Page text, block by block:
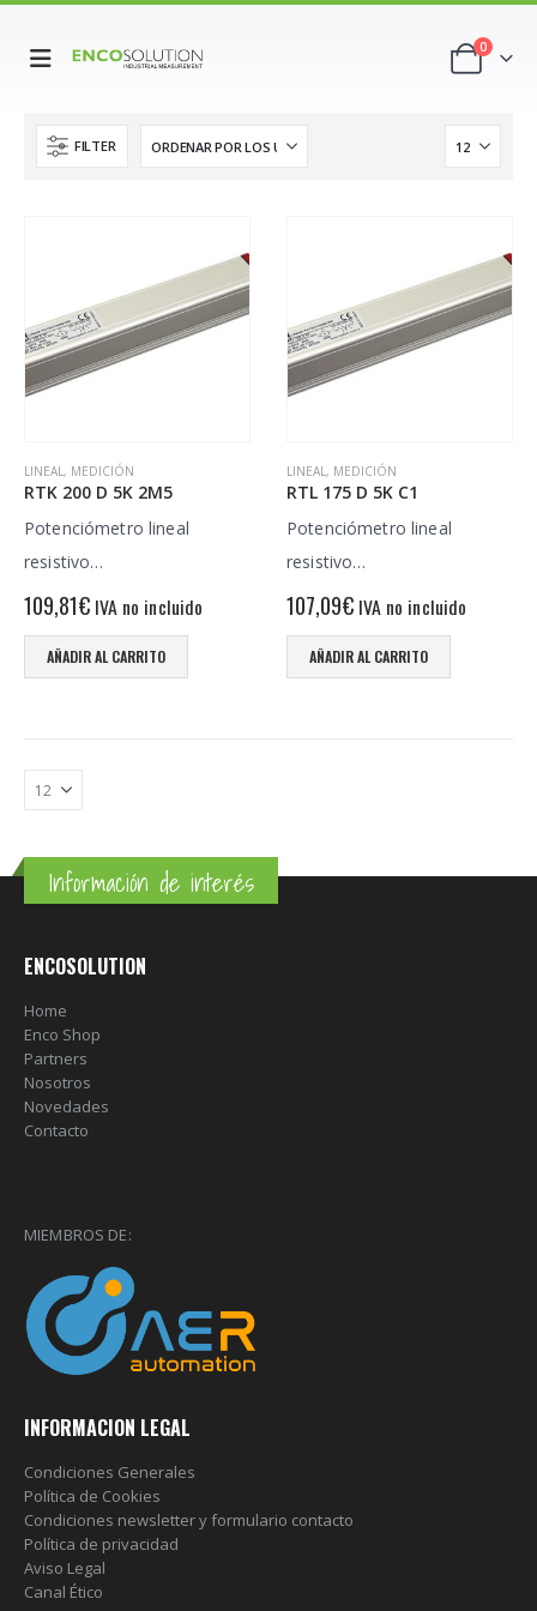
0
FILTER
LINEAL, MEDICIÓN
RTK 200 D 5K 2M5
Potenciómetro lineal
resistivo…
109,81€ IVA no incluido
AÑADIR AL CARRITO
LINEAL, MEDICIÓN
RTL 175 D 5K C1
Potenciómetro lineal
resistivo…
107,09€ IVA no incluido
AÑADIR AL CARRITO
Información de interés
ENCOSOLUTION
Home
Enco Shop
Partners
Nosotros
Novedades
Contacto
MIEMBROS DE:
INFORMACION LEGAL
Condiciones Generales
Política de Cookies
Condiciones newsletter y formulario contacto
Política de privacidad
Aviso Legal
Canal Ético